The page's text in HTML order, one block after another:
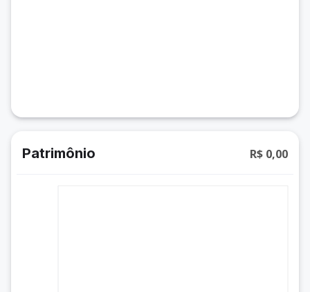
Patrimônio R$ 0,00